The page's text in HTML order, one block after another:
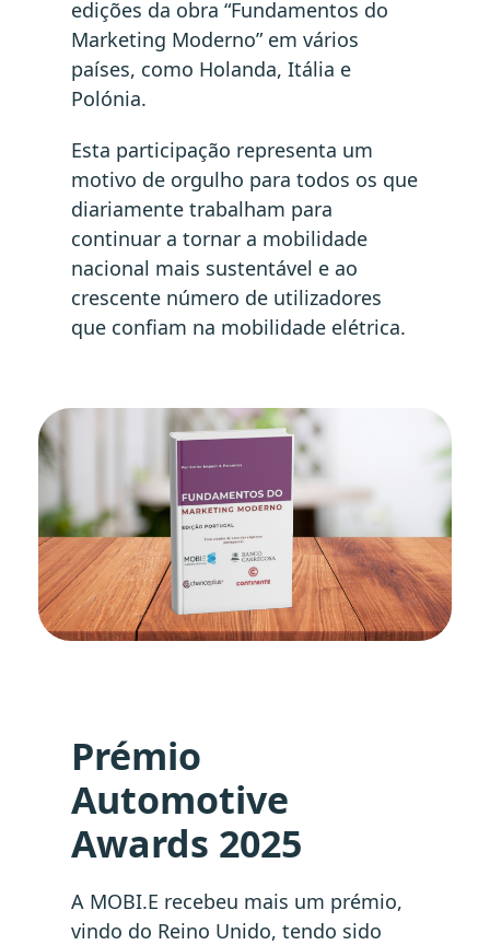
edições da obra “Fundamentos do
Marketing Moderno” em vários
países, como Holanda, Itália e
Polónia.
Esta participação representa um
motivo de orgulho para todos os que
diariamente trabalham para
continuar a tornar a mobilidade
nacional mais sustentável e ao
crescente número de utilizadores
que confiam na mobilidade elétrica.
Prémio
Automotive
Awards 2025
A MOBI.E recebeu mais um prémio,
vindo do Reino Unido, tendo sido